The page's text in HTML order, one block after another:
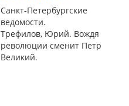
Санкт-Петербургские
ведомости.
Трефилов, Юрий. Вождя
революции сменит Петр
Великий.